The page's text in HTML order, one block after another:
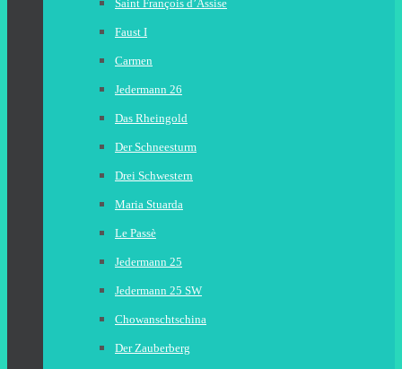
Saint François d’Assise
Faust I
Carmen
Jedermann 26
Das Rheingold
Der Schneesturm
Drei Schwestern
Maria Stuarda
Le Passè
Jedermann 25
Jedermann 25 SW
Chowanschtschina
Der Zauberberg